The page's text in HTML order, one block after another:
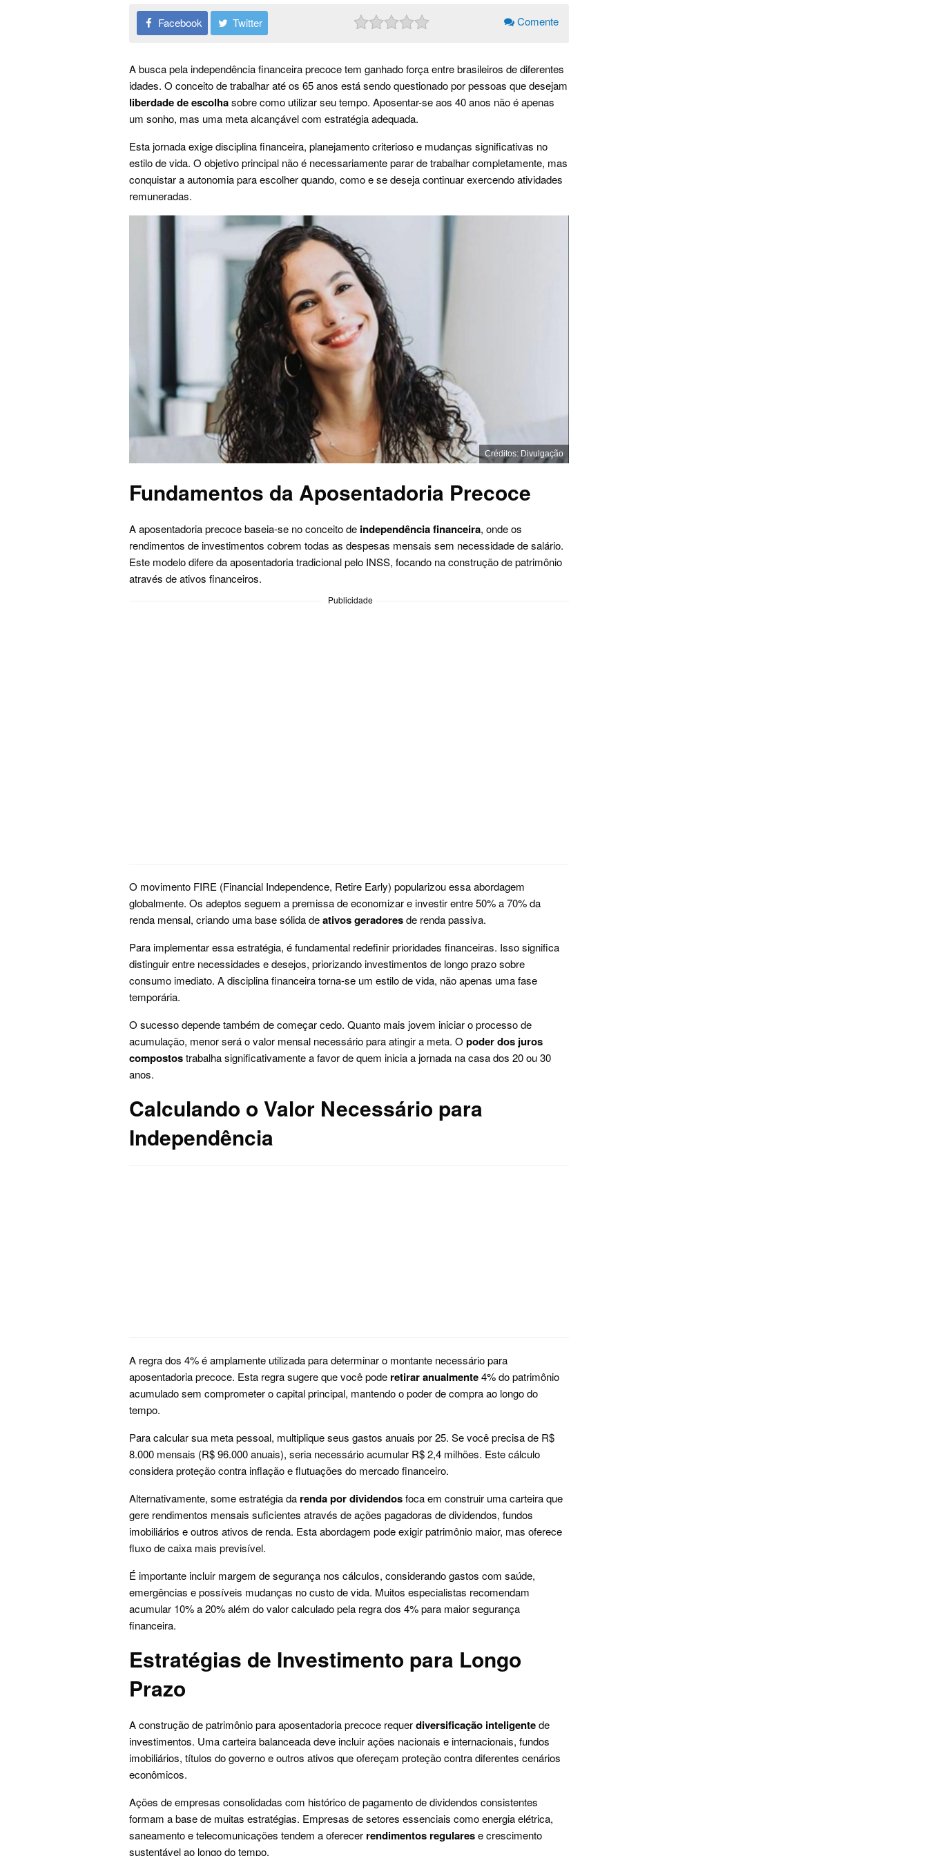
Facebook Twitter Comente
A busca pela independência financeira precoce tem ganhado força entre brasileiros de diferentes
idades. O conceito de trabalhar até os 65 anos está sendo questionado por pessoas que desejam
liberdade de escolhasobre como utilizar seu tempo. Aposentar-se aos 40 anos não é apenas
um sonho, mas uma meta alcançável com estratégia adequada.
Esta jornada exige disciplina financeira, planejamento criterioso e mudanças significativas no
estilo de vida. O objetivo principal não é necessariamente parar de trabalhar completamente, mas
conquistar a autonomia para escolher quando, como e se deseja continuar exercendo atividades
remuneradas.
Créditos: Divulgação
Fundamentos da Aposentadoria Precoce
A aposentadoria precoce baseia-se no conceito de independência financeira, onde os
rendimentos de investimentos cobrem todas as despesas mensais sem necessidade de salário.
Este modelo difere da aposentadoria tradicional pelo INSS, focando na construção de patrimônio
através de ativos financeiros.
Publicidade
O movimento FIRE (Financial Independence, Retire Early) popularizou essa abordagem
globalmente. Os adeptos seguem a premissa de economizar e investir entre 50% a 70% da
renda mensal, criando uma base sólida deativos geradoresde renda passiva.
Para implementar essa estratégia, é fundamental redefinir prioridades financeiras. Isso significa
distinguir entre necessidades e desejos, priorizando investimentos de longo prazo sobre
consumo imediato. A disciplina financeira torna-se um estilo de vida, não apenas uma fase
temporária.
O sucesso depende também de começar cedo. Quanto mais jovem iniciar o processo de
acumulação, menor será o valor mensal necessário para atingir a meta. O poder dos juros
compostostrabalha significativamente a favor de quem inicia a jornada na casa dos 20 ou 30
anos.
Calculando o Valor Necessário para
Independência
A regra dos 4% é amplamente utilizada para determinar o montante necessário para
aposentadoria precoce. Esta regra sugere que você pode retirar anualmente4% do patrimônio
acumulado sem comprometer o capital principal, mantendo o poder de compra ao longo do
tempo.
Para calcular sua meta pessoal, multiplique seus gastos anuais por 25. Se você precisa de R$
8.000 mensais (R$ 96.000 anuais), seria necessário acumular R$ 2,4 milhões. Este cálculo
considera proteção contra inflação e flutuações do mercado financeiro.
Alternativamente, some estratégia da renda por dividendosfoca em construir uma carteira que
gere rendimentos mensais suficientes através de ações pagadoras de dividendos, fundos
imobiliários e outros ativos de renda. Esta abordagem pode exigir patrimônio maior, mas oferece
fluxo de caixa mais previsível.
É importante incluir margem de segurança nos cálculos, considerando gastos com saúde,
emergências e possíveis mudanças no custo de vida. Muitos especialistas recomendam
acumular 10% a 20% além do valor calculado pela regra dos 4% para maior segurança
financeira.
Estratégias de Investimento para Longo
Prazo
A construção de patrimônio para aposentadoria precoce requerdiversificação inteligentede
investimentos. Uma carteira balanceada deve incluir ações nacionais e internacionais, fundos
imobiliários, títulos do governo e outros ativos que ofereçam proteção contra diferentes cenários
econômicos.
Ações de empresas consolidadas com histórico de pagamento de dividendos consistentes
formam a base de muitas estratégias. Empresas de setores essenciais como energia elétrica,
saneamento e telecomunicações tendem a oferecer rendimentos regularese crescimento
sustentável ao longo do tempo.